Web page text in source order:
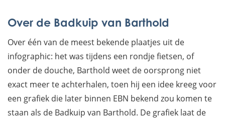
Over de Badkuip van Barthold
Over één van de meest bekende plaatjes uit de
infographic: het was tijdens een rondje fietsen, of
onder de douche, Barthold weet de oorsprong niet
exact meer te achterhalen, toen hij een idee kreeg voor
een grafiek die later binnen EBN bekend zou komen te
staan als de Badkuip van Barthold. De grafiek laat de